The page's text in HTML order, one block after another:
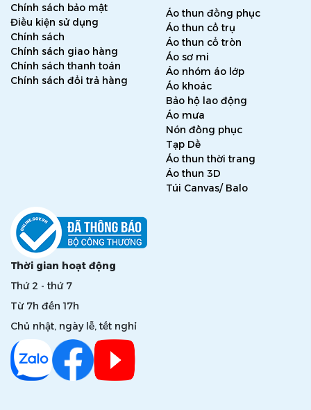
Chính sách bảo mật
Điều kiện sử dụng
Chính sách
Chính sách giao hàng
Chính sách thanh toán
Chính sách đổi trả hàng
Áo thun đồng phục
Áo thun cổ trụ
Áo thun cổ tròn
Áo sơ mi
Áo nhóm áo lớp
Áo khoác
Bảo hộ lao động
Áo mưa
Nón đồng phục
Tạp Dề
Áo thun thời trang
Áo thun 3D
Túi Canvas/ Balo
Thời gian hoạt động
Thứ 2 - thứ 7
Từ 7h đến 17h
Chủ nhật, ngày lễ, tết nghỉ